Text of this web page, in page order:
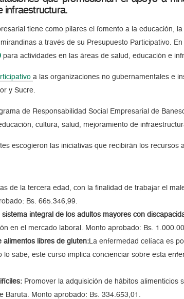
infraestructura.
tiene como pilares el fomento a la educación,
a través de su Presupuesto Participativo.
para actividades en las áreas de salud, educación e
a las organizaciones no gubernamentales e
y Sucre.
de Responsabilidad Social Empresarial de
cultura, salud, mejoramiento de
escogieron las iniciativas que recibirán los recursos
de la tercera edad, con la finalidad de trabajar el
Bs. 665.346,99.
integral de los adultos mayores con
en el mercado laboral. Monto aprobado: Bs.
alimentos libres de gluten: La enfermedad celíaca es
sabe, este curso implica concienciar sobre esta
Promover la adquisición de hábitos alimenticios
Monto aprobado: Bs. 334.653,01.